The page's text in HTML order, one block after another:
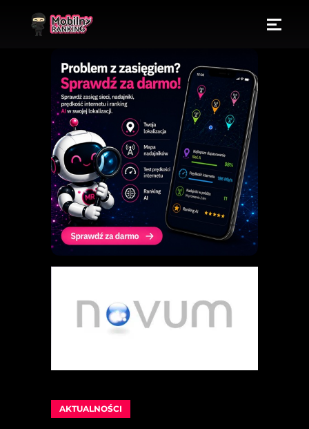
AKTUALNOŚCI